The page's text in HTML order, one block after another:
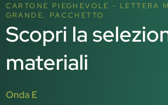
CARTONE PIEGHEVOLE - LETTERA
GRANDE, PACCHETTO
Scopri la
materiali
Onda E